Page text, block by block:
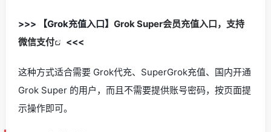
>>> 【Grok充值入口】 Grok Super会员充值入口，支持
微信支付
<<<
这种方式适合需要 Grok代充、SuperGrok充值、国内开通
Grok Super 的用户，而且不需要提供账号密码，按页面提
示操作即可。